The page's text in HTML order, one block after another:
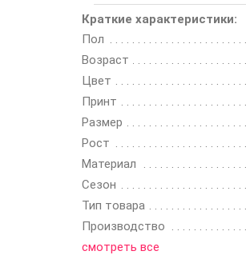
Краткие характеристики:
Пол
Возраст
Цвет
Принт
Размер
Рост
Материал
Сезон
Тип товара
Производство
смотреть все